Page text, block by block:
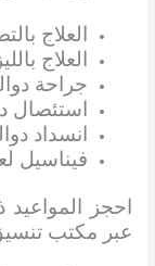
العلاج
العلاج
جراحة
استئصال
انسداد
فيناسيل
احجز المواعيد
عبر مكتب